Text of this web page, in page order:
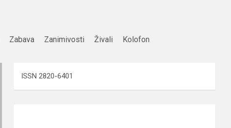
Zabava Zanimivosti Živali Kolofon
ISSN 2820-6401